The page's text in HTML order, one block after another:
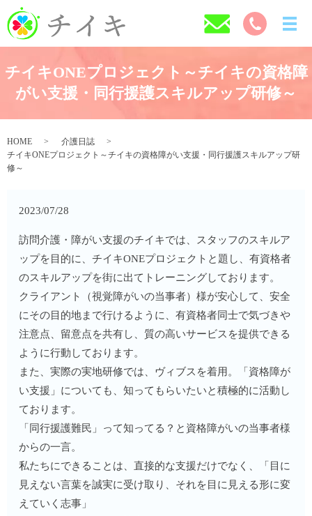
チイキONEプロジェクト～チイキの資格障
がい支援・同行援護スキルアップ研修～
HOME
介護日誌
チイキONEプロジェクト～チイキの資格障がい支援・同行援護スキルアップ研
修～
2023/07/28
訪問介護・障がい支援のチイキでは、スタッフのスキルア
ップを目的に、チイキONEプロジェクトと題し、有資格者
のスキルアップを街に出てトレーニングしております。
クライアント（視覚障がいの当事者）様が安心して、安全
にその目的地まで行けるように、有資格者同士で気づきや
注意点、留意点を共有し、質の高いサービスを提供できる
ように行動しております。
また、実際の実地研修では、ヴィブスを着用。「資格障が
い支援」についても、知ってもらいたいと積極的に活動し
ております。
「同行援護難民」って知ってる？と資格障がいの当事者様
からの一言。
私たちにできることは、直接的な支援だけでなく、「目に
見えない言葉を誠実に受け取り、それを目に見える形に変
えていく志事」